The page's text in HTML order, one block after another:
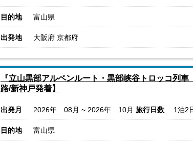
目的地 富山県
出発地 大阪府 京都府
『立山黒部アルペンルート・黒部峡谷トロッコ列
路/新神戸発着】
出発月 2026年 08月 ~ 2026年 10月 旅行日数 1泊2
目的地 富山県